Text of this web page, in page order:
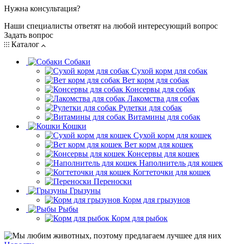
Нужна консультация?
Наши специалисты ответят на любой интересующий вопрос
Задать вопрос
Каталог
Собаки
Сухой корм для собак
Вет корм для собак
Консервы для собак
Лакомства для собак
Рулетки для собак
Витамины для собак
Кошки
Сухой корм для кошек
Вет корм для кошек
Консервы для кошек
Наполнитель для кошек
Когтеточки для кошек
Переноски
Грызуны
Корм для грызунов
Рыбы
Корм для рыбок